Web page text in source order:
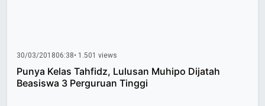
30/03/201806:38• 1.501 views
Punya Kelas Tahfidz, Lulusan Muhipo Dijatah
Beasiswa 3 Perguruan Tinggi